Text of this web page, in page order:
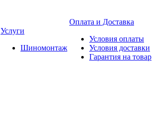
Услуги
Шиномонтаж
Оплата и Доставка
Условия оплаты
Условия доставки
Гарантия на товар